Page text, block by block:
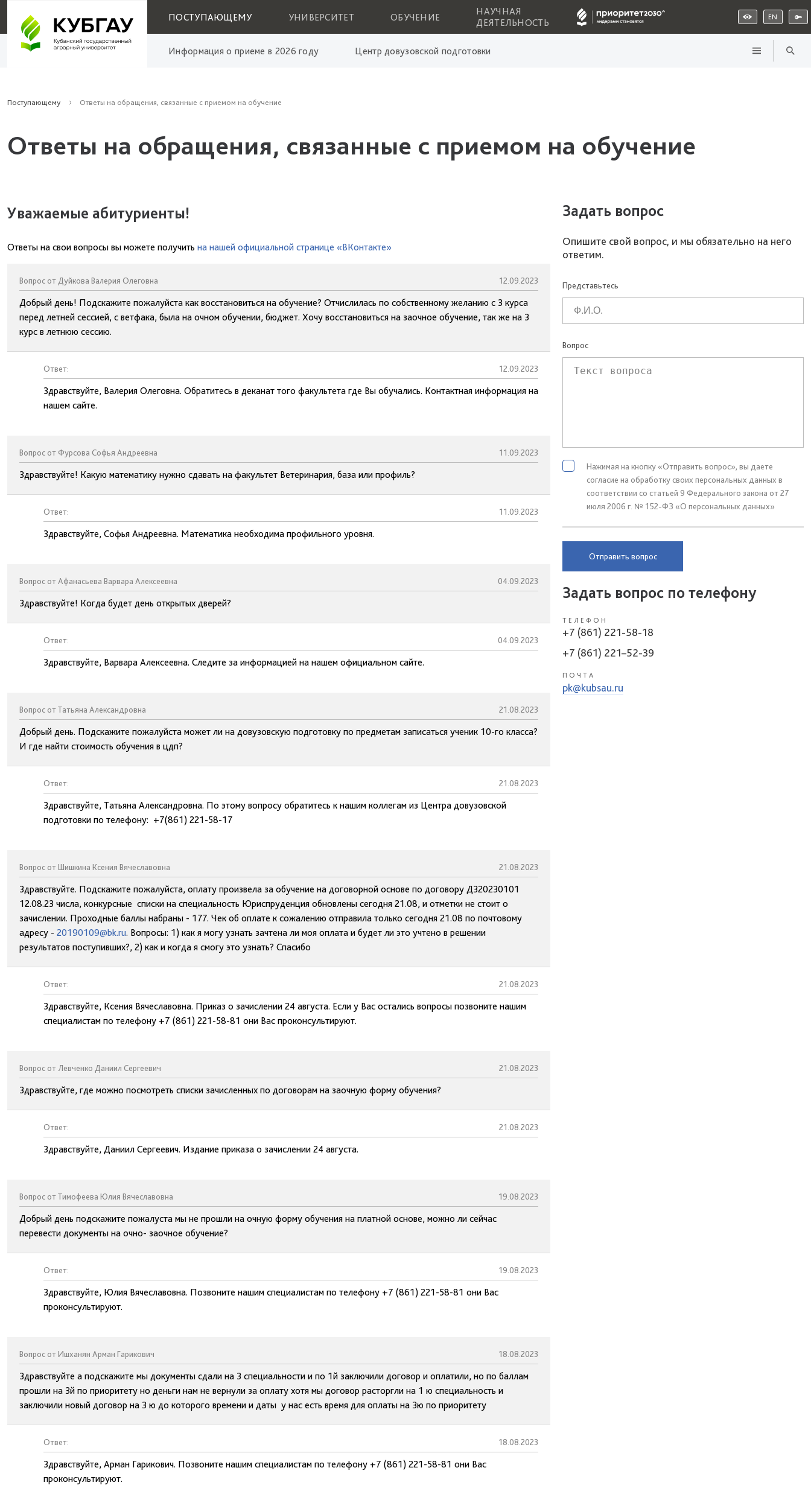
ПОСТУПАЮЩЕМУ УНИВЕРСИТЕТ ОБУЧЕНИЕ
НАУЧНАЯ
ДЕЯТЕЛЬНОСТЬ
EN
Информация о приеме в 2026 году Центр довузовской подготовки
Поступающему Ответы на обращения, связанные с приемом на обучение
Ответы на обращения, связанные с приемом на обучение
Уважаемые абитуриенты!
Ответы на свои вопросы вы можете получить на нашей официальной странице «ВКонтакте»
Вопрос от Дуйкова Валерия Олеговна 12.09.2023
Добрый день! Подскажите пожалуйста как восстановиться на обучение? Отчислилась по собственному желанию с 3 курса
перед летней сессией, с ветфака, была на очном обучении, бюджет. Хочу восстановиться на заочное обучение, так же на 3
курс в летнюю сессию.
Ответ: 12.09.2023
Здравствуйте, Валерия Олеговна. Обратитесь в деканат того факультета где Вы обучались. Контактная информация на
нашем сайте.
Вопрос от Фурсова Софья Андреевна 11.09.2023
Здравствуйте! Какую математику нужно сдавать на факультет Ветеринария, база или профиль?
Ответ: 11.09.2023
Здравствуйте, Софья Андреевна. Математика необходима профильного уровня.
Вопрос от Афанасьева Варвара Алексеевна 04.09.2023
Здравствуйте! Когда будет день открытых дверей?
Ответ: 04.09.2023
Здравствуйте, Варвара Алексеевна. Следите за информацией на нашем официальном сайте.
Вопрос от Татьяна Александровна 21.08.2023
Добрый день. Подскажите пожалуйста может ли на довузовскую подготовку по предметам записаться ученик 10-го класса?
И где найти стоимость обучения в цдп?
Ответ: 21.08.2023
Здравствуйте, Татьяна Александровна. По этому вопросу обратитесь к нашим коллегам из Центра довузовской
подготовки по телефону: +7(861) 221-58-17
Вопрос от Шишкина Ксения Вячеславовна 21.08.2023
Здравствуйте. Подскажите пожалуйста, оплату произвела за обучение на договорной основе по договору Д320230101
12.08.23 числа, конкурсные списки на специальность Юриспруденция обновлены сегодня 21.08, и отметки не стоит о
зачислении. Проходные баллы набраны - 177. Чек об оплате к сожалению отправила только сегодня 21.08 по почтовому
адресу - 20190109@bk.ru. Вопросы: 1) как я могу узнать зачтена ли моя оплата и будет ли это учтено в решении
результатов поступивших?, 2) как и когда я смогу это узнать? Спасибо
Ответ: 21.08.2023
Здравствуйте, Ксения Вячеславовна. Приказ о зачислении 24 августа. Если у Вас остались вопросы позвоните нашим
специалистам по телефону +7 (861) 221-58-81 они Вас проконсультируют.
Вопрос от Левченко Даниил Сергеевич 21.08.2023
Здравствуйте, где можно посмотреть списки зачисленных по договорам на заочную форму обучения?
Ответ: 21.08.2023
Здравствуйте, Даниил Сергеевич. Издание приказа о зачислении 24 августа.
Вопрос от Тимофеева Юлия Вячеславовна 19.08.2023
Добрый день подскажите пожалуста мы не прошли на очную форму обучения на платной основе, можно ли сейчас
перевести документы на очно- заочное обучение?
Ответ: 19.08.2023
Здравствуйте, Юлия Вячеславовна. Позвоните нашим специалистам по телефону +7 (861) 221-58-81 они Вас
проконсультируют.
Вопрос от Ишханян Арман Гарикович 18.08.2023
Здравствуйте а подскажите мы документы сдали на 3 специальности и по 1й заключили договор и оплатили, но по баллам
прошли на 3й по приоритету но деньги нам не вернули за оплату хотя мы договор расторгли на 1 ю специальность и
заключили новый договор на 3 ю до которого времени и даты у нас есть время для оплаты на 3ю по приоритету
Ответ: 18.08.2023
Здравствуйте, Арман Гарикович. Позвоните нашим специалистам по телефону +7 (861) 221-58-81 они Вас
проконсультируют.
Задать вопрос
Опишите свой вопрос, и мы обязательно на него
ответим.
Представьтесь
Вопрос
Нажимая на кнопку «Отправить вопрос», вы даете
согласие на обработку своих персональных данных в
соответствии со статьей 9 Федерального закона от 27
июля 2006 г. № 152-ФЗ «О персональных данных»
Отправить вопрос
Задать вопрос по телефону
ТЕЛЕФОН
+7 (861) 221-58-18
+7 (861) 221–52-39
ПОЧТА
pk@kubsau.ru